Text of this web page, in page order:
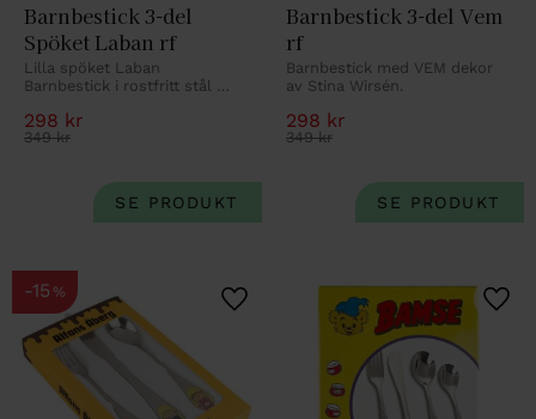
Barnbestick 3-del
Spöket Laban rf
Lilla spöket Laban
Barnbestick i rostfritt stål
298 kr
349kr
Barnbestick 3-del Vem
rf
Barnbestick med VEM dekor
av Stina Wirsén.
298 kr
349kr
15 %
Lägg till i favoriter